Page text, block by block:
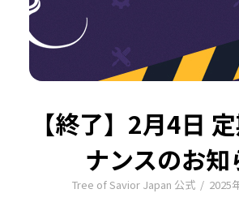
【終了】2月4日
ナンスのお知
Tree of Savior Japan 公式 / 2025